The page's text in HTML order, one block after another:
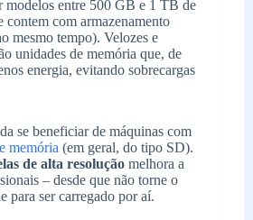
modelos entre 500 GB e 1 TB de
contem com armazenamento
mesmo tempo). Velozes e
unidades de memória que, de
energia, evitando sobrecargas
se beneficiar de máquinas com
memória (em geral, do tipo SD).
de alta resolução melhora a
– desde que não torne o
para ser carregado por aí.